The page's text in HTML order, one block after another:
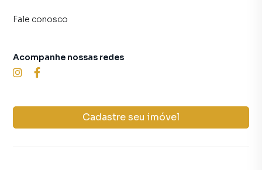
Fale conosco
Cadastre seu imóvel
Acompanhe nossas redes